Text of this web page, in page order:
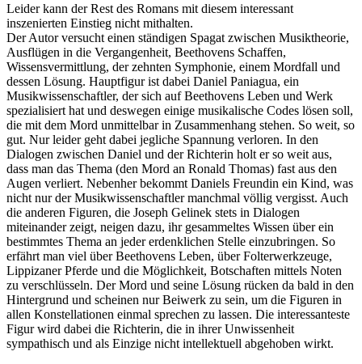
Leider kann der Rest des Romans mit diesem interessant
inszenierten Einstieg nicht mithalten.
Der Autor versucht einen ständigen Spagat zwischen Musiktheorie,
Ausflügen in die Vergangenheit, Beethovens Schaffen,
Wissensvermittlung, der zehnten Symphonie, einem Mordfall und
dessen Lösung. Hauptfigur ist dabei Daniel Paniagua, ein
Musikwissenschaftler, der sich auf Beethovens Leben und Werk
spezialisiert hat und deswegen einige musikalische Codes lösen soll,
die mit dem Mord unmittelbar in Zusammenhang stehen. So weit, so
gut. Nur leider geht dabei jegliche Spannung verloren. In den
Dialogen zwischen Daniel und der Richterin holt er so weit aus,
dass man das Thema (den Mord an Ronald Thomas) fast aus den
Augen verliert. Nebenher bekommt Daniels Freundin ein Kind, was
nicht nur der Musikwissenschaftler manchmal völlig vergisst. Auch
die anderen Figuren, die Joseph Gelinek stets in Dialogen
miteinander zeigt, neigen dazu, ihr gesammeltes Wissen über ein
bestimmtes Thema an jeder erdenklichen Stelle einzubringen. So
erfährt man viel über Beethovens Leben, über Folterwerkzeuge,
Lippizaner Pferde und die Möglichkeit, Botschaften mittels Noten
zu verschlüsseln. Der Mord und seine Lösung rücken da bald in den
Hintergrund und scheinen nur Beiwerk zu sein, um die Figuren in
allen Konstellationen einmal sprechen zu lassen. Die interessanteste
Figur wird dabei die Richterin, die in ihrer Unwissenheit
sympathisch und als Einzige nicht intellektuell abgehoben wirkt.